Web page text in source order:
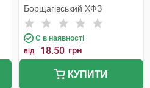
Борщагівський ХФЗ
Є в наявності
від 18.50 грн
КУПИТИ